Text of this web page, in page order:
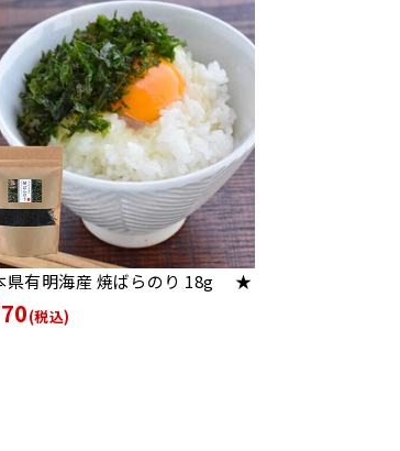
県有明海産 焼ばらのり 18g ★
(税込)